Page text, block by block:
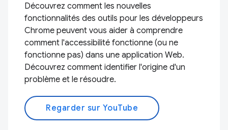
Découvrez comment les nouvelles
fonctionnalités des outils pour les développeurs
Chrome peuvent vous aider à comprendre
comment l'accessibilité fonctionne (ou ne
fonctionne pas) dans une application Web.
Découvrez comment identifier l'origine d'un
problème et le résoudre.
Regarder sur YouTube